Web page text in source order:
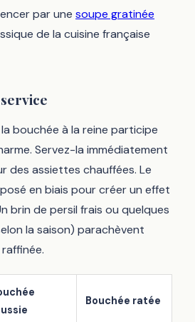
par une soupe gratinée
de la cuisine française
bouchée à la reine participe
Servez-la immédiatement
des assiettes chauffées. Le
en biais pour créer un effet
brin de persil frais ou quelques
la saison) parachèvent
Bouchée ratée